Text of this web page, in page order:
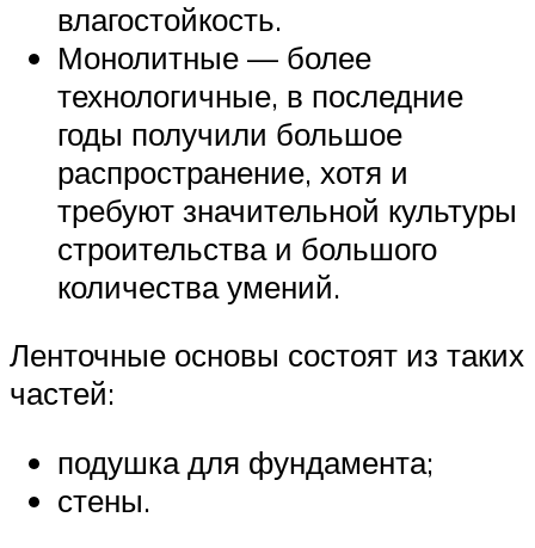
влагостойкость.
Монолитные — более
технологичные, в последние
годы получили большое
распространение, хотя и
требуют значительной культуры
строительства и большого
количества умений.
Ленточные основы состоят из таких
частей:
подушка для фундамента;
стены.